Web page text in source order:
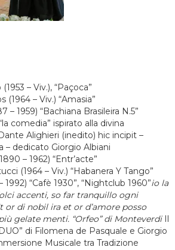
– Viv.), “Paçoca”
(1964 – Viv.) “Amasia”
– 1959) “Bachiana Brasileira N.5”
comedia” ispirato alla divina
Alighieri (inedito) hic incipit –
– dedicato Giorgio Albiani
– 1962) “Entr’acte”
(1964 – Viv.) “Habanera Y Tango”
1992) “Cafè 1930”, “Nightclub 1960”io la
accenti, so far tranquillo ogni
or di nobil ira et or dʼamore posso
gelate menti. “Orfeo” di Monteverdi Il
di Filomena de Pasquale e Giorgio
Musicale tra Tradizione